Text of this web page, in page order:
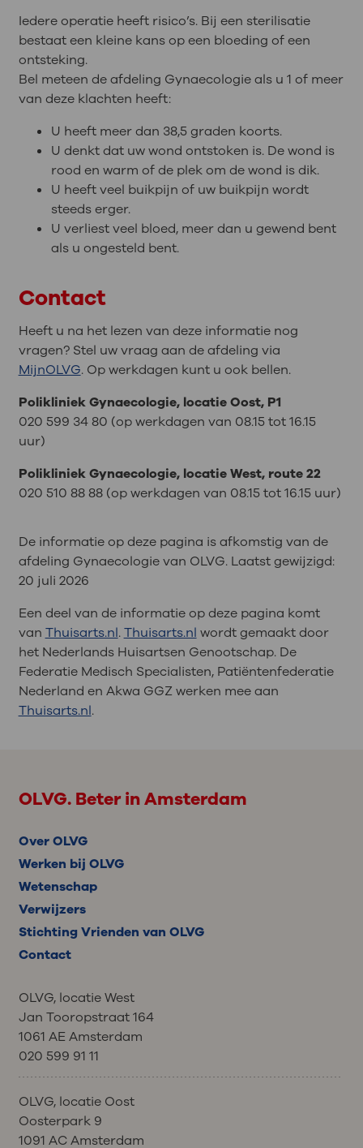
Iedere operatie heeft risico’s. Bij een sterilisatie
bestaat een kleine kans op een bloeding of een
ontsteking.
Bel meteen de afdeling Gynaecologie als u 1 of meer
van deze klachten heeft:
U heeft meer dan 38,5 graden koorts.
U denkt dat uw wond ontstoken is. De wond is
rood en warm of de plek om de wond is dik.
U heeft veel buikpijn of uw buikpijn wordt
steeds erger.
U verliest veel bloed, meer dan u gewend bent
als u ongesteld bent.
Contact
Heeft u na het lezen van deze informatie nog
vragen? Stel uw vraag aan de afdeling via
MijnOLVG. Op werkdagen kunt u ook bellen.
Polikliniek Gynaecologie, locatie Oost, P1
020 599 34 80 (op werkdagen van 08.15 tot 16.15
uur)
Polikliniek Gynaecologie, locatie West, route 22
020 510 88 88 (op werkdagen van 08.15 tot 16.15 uur)
De informatie op deze pagina is afkomstig van de
afdeling Gynaecologie van OLVG. Laatst gewijzigd:
20 juli 2026
Een deel van de informatie op deze pagina komt
van Thuisarts.nl.Thuisarts.nl wordt gemaakt door
het Nederlands Huisartsen Genootschap. De
Federatie Medisch Specialisten, Patiëntenfederatie
Nederland en Akwa GGZ werken mee aan
Thuisarts.nl.
OLVG. Beter in Amsterdam
Over OLVG
Werken bij OLVG
Wetenschap
Verwijzers
Stichting Vrienden van OLVG
Contact
OLVG, locatie West
Jan Tooropstraat 164
1061 AE Amsterdam
020 599 91 11
OLVG, locatie Oost
Oosterpark 9
1091 AC Amsterdam